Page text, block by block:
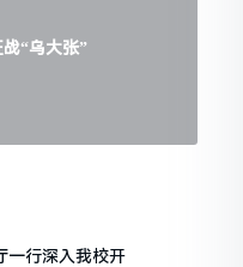
“乌大张”
一行深入我校开